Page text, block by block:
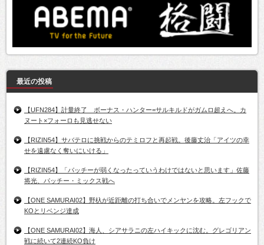
最近の投稿
【UFN284】計量終了 ボーナス・ハンター=サルキルドがガムロ超えへ。カ
ヌート×フォーロも見逃せない
【RIZIN54】サバテロに挑戦からのテミロフと再起戦。後藤丈治「アイツの幸
せを遠慮なく奪いにいける」
【RIZIN54】「パッチーが弱くなったっていうわけではないと思います」佐藤
将光、パッチー・ミックス戦へ
【ONE SAMURAI02】野杁が近距離の打ち合いでメンヤンを攻略。左フックで
KOとリベンジ達成
【ONE SAMURAI02】海人、シアサラニの左ハイキックに沈む。グレゴリアン
戦に続いて2連続KO負け